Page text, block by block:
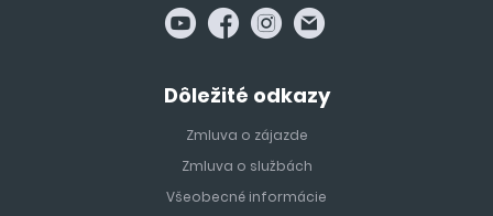
Dôležité odkazy
Zmluva o zájazde
Zmluva o službách
Všeobecné informácie